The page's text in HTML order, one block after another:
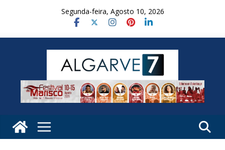
Segunda-feira, Agosto 10, 2026